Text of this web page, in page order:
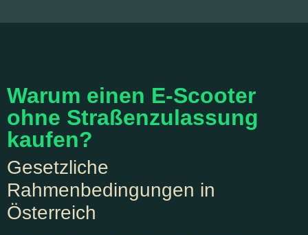
Warum einen E-Scooter
ohne Straßenzulassung
kaufen?
Gesetzliche
Rahmenbedingungen in
Österreich